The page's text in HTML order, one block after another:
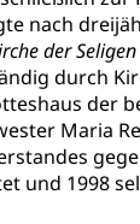
nach
der
durch
der
Maria
und 1998